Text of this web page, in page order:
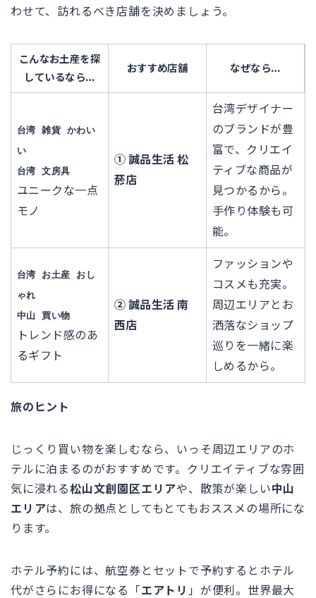
わせて、訪れるべき店舗を決めましょう。
こんなお土産を探
しているなら…
おすすめ店舗 なぜなら…
台湾 雑貨 かわい
い
台湾 文房具
ユニークな一点
モノ
① 誠品生活 松
菸店
台湾デザイナー
のブランドが豊
富で、クリエイ
ティブな商品が
見つかるから。
手作り体験も可
能。
台湾 お土産 おし
ゃれ
中山 買い物
トレンド感のあ
るギフト
② 誠品生活 南
西店
ファッションや
コスメも充実。
周辺エリアとお
洒落なショップ
巡りを一緒に楽
しめるから。
旅のヒント
じっくり買い物を楽しむなら、いっそ周辺エリアのホ
テルに泊まるのがおすすめです。クリエイティブな雰囲
気に浸れる松山文創園区エリアや、散策が楽しい中山
エリアは、旅の拠点としてもとてもおススメの場所にな
ります。
ホテル予約には、航空券とセットで予約するとホテル
代がさらにお得になる「エアトリ 」が便利。世界最大